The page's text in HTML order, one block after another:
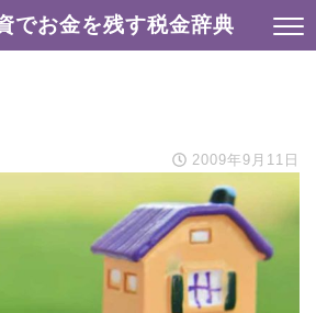
でお金を残す税金辞典
2009年9月11日